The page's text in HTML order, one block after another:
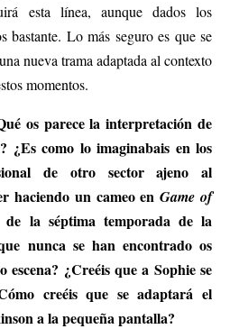
esta línea, aunque dados los
bastante. Lo más seguro es que se
nueva trama adaptada al contexto
momentos.
os parece la interpretación de
¿Es como lo imaginabais en los
de otro sector ajeno al
haciendo un cameo enGame of
de la séptima temporada de la
nunca se han encontrado os
¿Creéis que a Sophie se
creéis que se adaptará el
a la pequeña pantalla?